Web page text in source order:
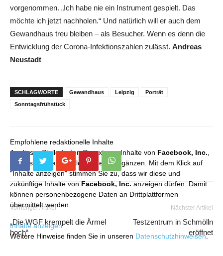
vorgenommen. „Ich habe nie ein Instrument gespielt. Das
möchte ich jetzt nachholen.“ Und natürlich will er auch dem
Gewandhaus treu bleiben – als Besucher. Wenn es denn die
Entwicklung der Corona-Infektionszahlen zulässt. Andreas
Neustadt
SCHLAGWORTE Gewandhaus Leipzig
Porträt
Sonntagsfrühstück
Empfohlene redaktionelle Inhalte
An dieser Stelle finden Sie externe Inhalte von Facebook, Inc.
die unser redaktionelles Angebot ergänzen. Mit dem Klick auf
"Inhalte anzeigen" stimmen Sie zu, dass wir diese und
zukünftige Inhalte von Facebook, Inc. anzeigen dürfen. Damit
können personenbezogene Daten an Drittplattformen
übermittelt werden.
Inhalte anzeigen
Weitere Hinweise finden Sie in unseren Datenschutzhinweisen.
Vorheriger Artikel
„Die WGF krempelt die Ärmel
hoch“
Nächster Artikel
Testzentrum in Schmölln
eröffnet